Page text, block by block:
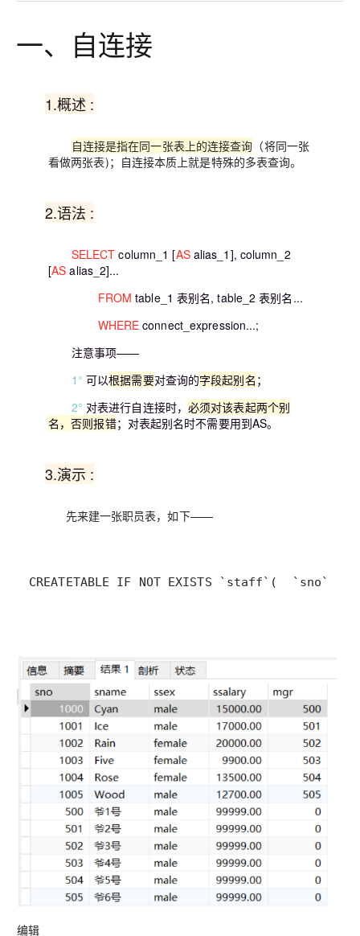
一、自连接
1.概述 :
自连接是指在同一张表上的连接查询 （将同一张
看做两张表)；自连接本质上就是特殊的多表查询。
2.语法 :
SELECTcolumn_1 [AS alias_1], column_2
[ASalias_2]...
FROMtable_1 表别名, table_2 表别名...
WHEREconnect_expression...;
注意事项——
1° 可以根据需要对查询的字段起别名 ；
2° 对表进行自连接时， 必须对该表起两个别
名，否则报错；对表起别名时不需要用到AS。
3.演示 :
先来建一张职员表，如下——
CREATETABLE IF NOT EXISTS `staff` (
  `sno`
编辑